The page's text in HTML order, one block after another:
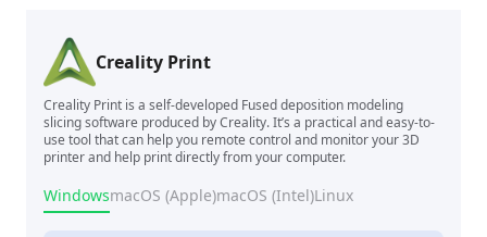
Creality Print
Creality Print is a self-developed Fused deposition modeling
slicing software produced by Creality. It’s a practical and easy-to-
use tool that can help you remote control and monitor your 3D
printer and help print directly from your computer.
WindowsmacOS (Apple)macOS (Intel)Linux